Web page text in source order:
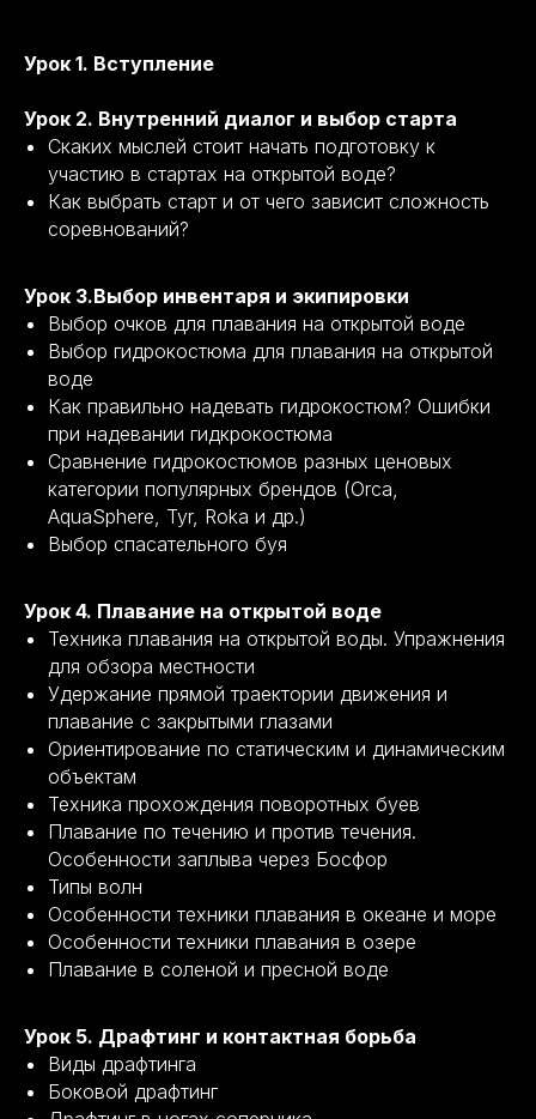
Урок 1. Вступление
Урок 2. Внутренний диалог и выбор старта
Скаких мыслей стоит начать подготовку к
участию в стартах на открытой воде?
Как выбрать старт и от чего зависит сложность
соревнований?
Урок 3.Выбор инвентаря и экипировки
Выбор очков для плавания на открытой воде
Выбор гидрокостюма для плавания на открытой
воде
Как правильно надевать гидрокостюм? Ошибки
при надевании гидкрокостюма
Сравнение гидрокостюмов разных ценовых
категории популярных брендов (Orca,
AquaSphere, Tyr, Roka и др.)
Выбор спасательного буя
Урок 4. Плавание на открытой воде
Техника плавания на открытой воды. Упражнения
для обзора местности
Удержание прямой траектории движения и
плавание с закрытыми глазами
Ориентирование по статическим и динамическим
объектам
Техника прохождения поворотных буев
Плавание по течению и против течения.
Особенности заплыва через Босфор
Типы волн
Особенности техники плавания в океане и море
Особенности техники плавания в озере
Плавание в соленой и пресной воде
Урок 5. Драфтинг и контактная борьба
Виды драфтинга
Боковой драфтинг